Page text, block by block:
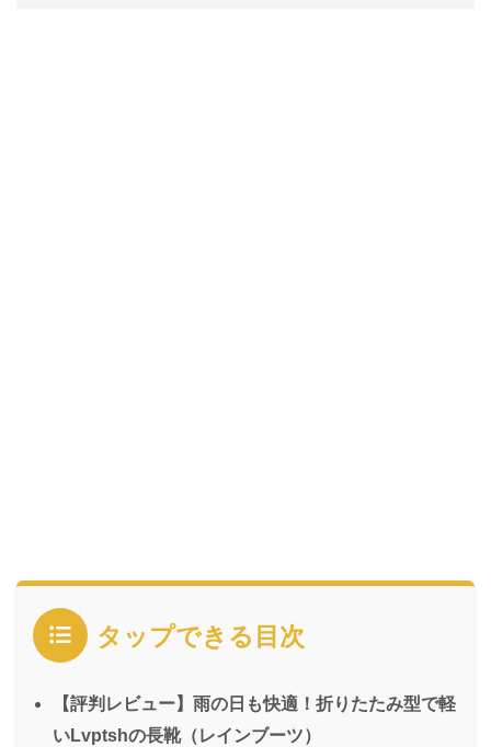
タップできる目次
【評判レビュー】雨の日も快適！折りたたみ型で軽
いLvptshの長靴（レインブーツ）